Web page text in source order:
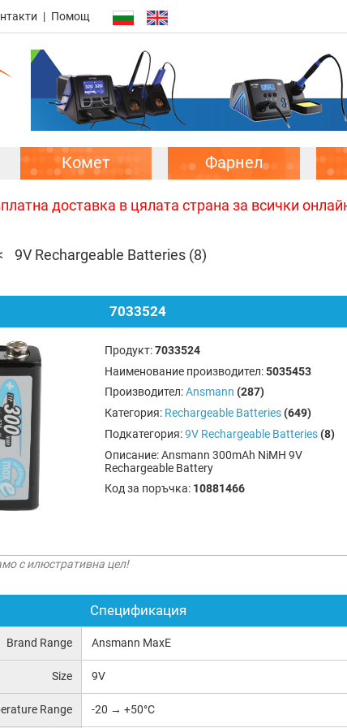
Помощ
Комет Фарнел
доставка в цялата страна за всички
9V Rechargeable Batteries (8)
7033524
Продукт:7033524
Наименование производител:5035453
Производител:Ansmann (287)
Категория: Rechargeable Batteries (649)
Подкатегория:9V Rechargeable Batteries (8)
Описание:Ansmann 300mAh NiMH 9V
Rechargeable Battery
Код за поръчка: 10881466
с илюстративна цел!
Спецификация
Brand Range Ansmann MaxE
Size 9V
Range -20 → +50°C